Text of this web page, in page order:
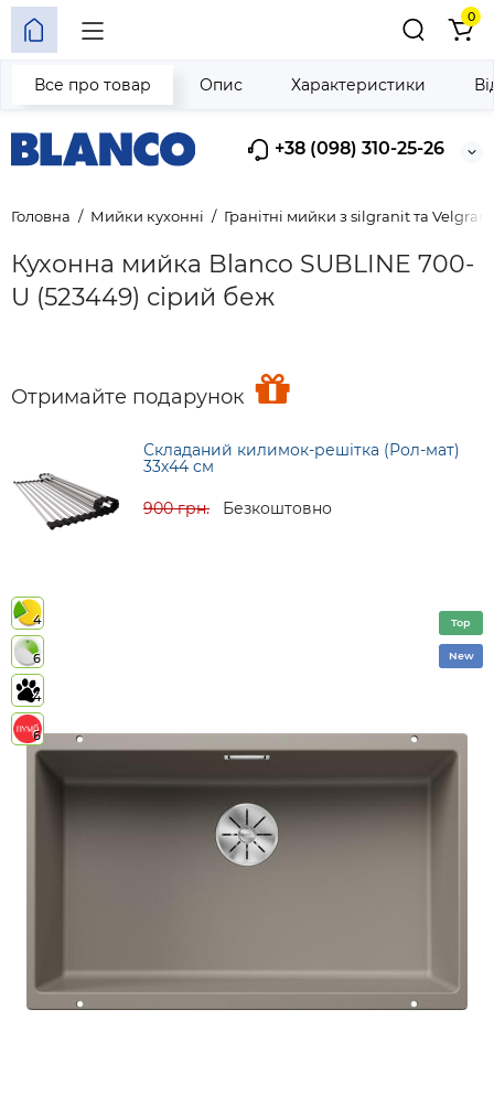
+38 (098) 310-25-26
0
Головна Мийки кухонні Гранітні мийки з silgranit та
Кухонна мийка Blanco SUBLINE 700-
U (523449) сірий беж
Отримайте подарунок
Складаний килимок-решітка (Рол-мат)
33х44 см
900 грн. Безкоштовно
Все про товар Опис Характеристики
4
6
4
6
Top
New